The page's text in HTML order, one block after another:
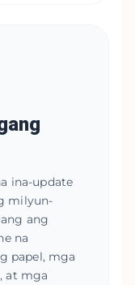
ina-update
milyun-
ang
na
papel, mga
at mga